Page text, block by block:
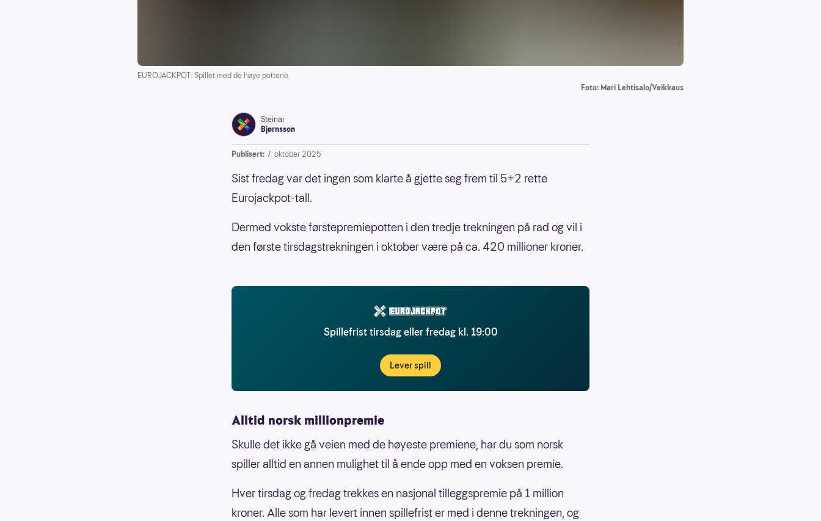
EUROJACKPOT: Spillet med de høye pottene.
Foto: Mari Lehtisalo/Veikkaus
Steinar
Bjørnsson
Publisert: 7. oktober 2025
Sist fredag var det ingen som klarte å gjette seg frem til 5+2 rette
Eurojackpot-tall.
Dermed vokste førstepremiepotten i den tredje trekningen på rad og vil i
den første tirsdagstrekningen i oktober være på ca. 420 millioner kroner.
Spillefrist tirsdag eller fredag kl. 19:00
Lever spill
Alltid norsk millionpremie
Skulle det ikke gå veien med de høyeste premiene, har du som norsk
spiller alltid en annen mulighet til å ende opp med en voksen premie.
Hver tirsdag og fredag trekkes en nasjonal tilleggspremie på 1 million
kroner. Alle som har levert innen spillefrist er med i denne trekningen, og